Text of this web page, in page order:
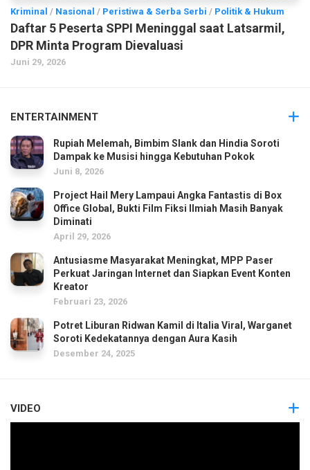
Kriminal / Nasional / Peristiwa & Serba Serbi / Politik & Hukum
Daftar 5 Peserta SPPI Meninggal saat Latsarmil,
DPR Minta Program Dievaluasi
Juni 29, 2026
ENTERTAINMENT
Rupiah Melemah, Bimbim Slank dan Hindia Soroti
Dampak ke Musisi hingga Kebutuhan Pokok
Juni 8, 2026
Project Hail Mery Lampaui Angka Fantastis di Box
Office Global, Bukti Film Fiksi Ilmiah Masih Banyak
Diminati
April 29, 2026
Antusiasme Masyarakat Meningkat, MPP Paser
Perkuat Jaringan Internet dan Siapkan Event Konten
Kreator
Februari 23, 2026
Potret Liburan Ridwan Kamil di Italia Viral, Warganet
Soroti Kedekatannya dengan Aura Kasih
Desember 24, 2025
VIDEO